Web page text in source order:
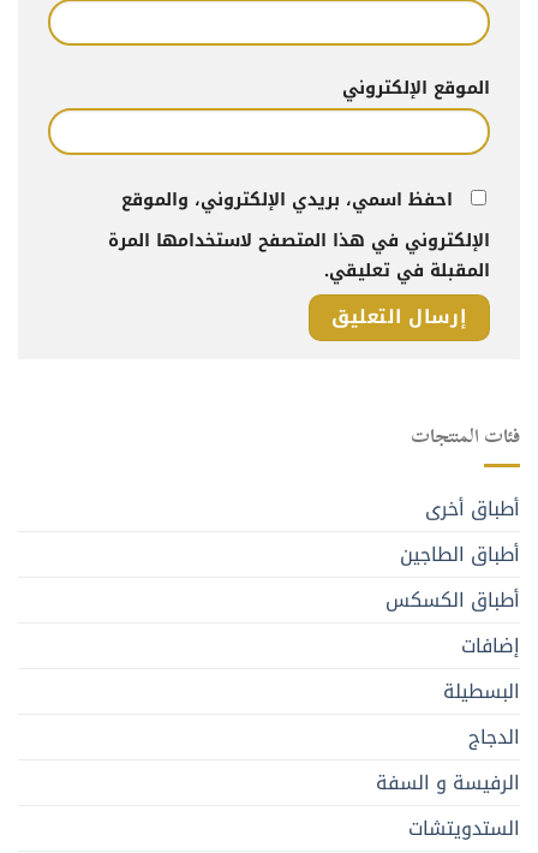
الموقع الإلكتروني
احفظ اسمي، بريدي الإلكتروني، والموقع
الإلكتروني في هذا المتصفح لاستخدامها المرة
المقبلة في تعليقي.
فئات المنتجات
أطباق أخرى
أطباق الطاجين
أطباق الكسكس
إضافات
البسطيلة
الدجاج
الرفيسة و السفة
الستدويتشات